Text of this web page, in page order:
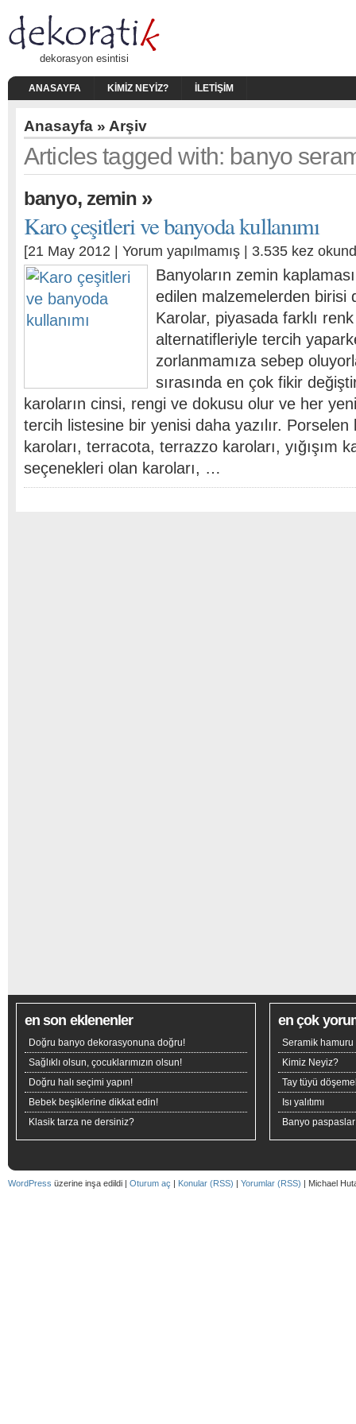
dekorasyon esintisi
ANASAYFA KIMIZ NEYIZ? İLETIŞIM
Anasayfa » Arşiv
Articles tagged with: banyo
banyo, zemin »
Karo çeşitleri ve banyoda kullanımı
[21 May 2012 | Yorum yapılmamış | 3.535 kez
Banyoların zemin
edilen malzemelerden birisi
Karolar, piyasada farklı
alternatifleriyle tercih
zorlanmamıza sebep
sırasında en çok fikir
karoların cinsi, rengi ve dokusu olur ve her
tercih listesine bir yenisi daha yazılır. Porselen
karoları, terracota, terrazzo karoları, yığışım
seçenekleri olan karoları, …
en son eklenenler
Doğru banyo dekorasyonuna doğru!
Sağlıklı olsun, çocuklarımızın olsun!
Doğru halı seçimi yapın!
Bebek beşiklerine dikkat edin!
Klasik tarza ne dersiniz?
en çok
Seramik hamuru
Kimiz Neyiz?
Tay tüyü
Isı yalıtımı
Banyo
WordPress üzerine inşa edildi | Oturum aç | Konular (RSS) | Yorumlar (RSS) | Michael